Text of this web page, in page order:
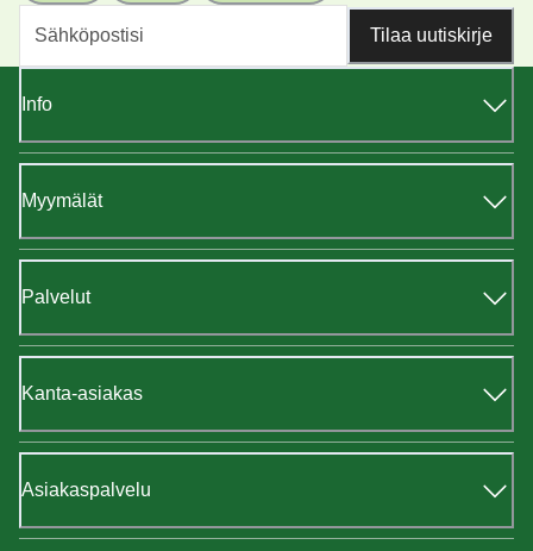
Tilaa uutiskirje
Info
Myymälät
Palvelut
Kanta-asiakas
Asiakaspalvelu